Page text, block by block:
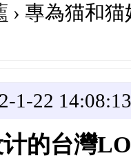
› 專為猫和
1-22 14:08:13
的台灣